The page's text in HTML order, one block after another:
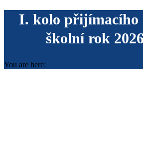
I. kolo přijímacího
školní rok
You are here: